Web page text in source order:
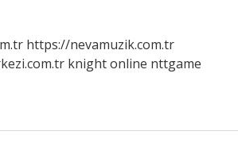
https://nevamuzik.com.tr
knight online nttgame